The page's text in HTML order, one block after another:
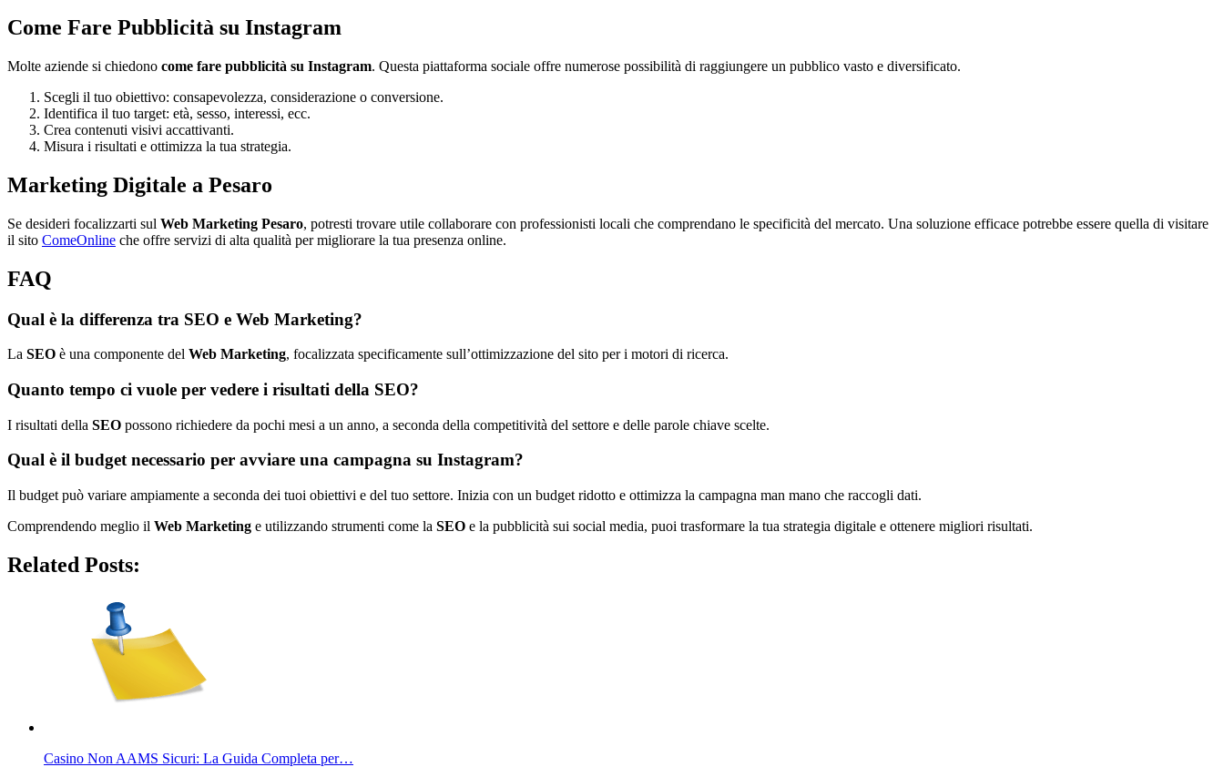
Come Fare Pubblicità su Instagram
Molte aziende si chiedono come fare pubblicità su Instagram. Questa piattaforma sociale offre numerose possibilità di raggiungere un pubblico vasto e diversificato.
Scegli il tuo obiettivo: consapevolezza, considerazione o conversione.
Identifica il tuo target: età, sesso, interessi, ecc.
Crea contenuti visivi accattivanti.
Misura i risultati e ottimizza la tua strategia.
Marketing Digitale a Pesaro
Se desideri focalizzarti sul Web Marketing Pesaro, potresti trovare utile collaborare con professionisti locali che comprendano le specificità del mercato. Una soluzione efficace potrebbe essere quella di visitare
il sito ComeOnline che offre servizi di alta qualità per migliorare la tua presenza online.
FAQ
Qual è la differenza tra SEO e Web Marketing?
La SEO è una componente del Web Marketing, focalizzata specificamente sull’ottimizzazione del sito per i motori di ricerca.
Quanto tempo ci vuole per vedere i risultati della SEO?
I risultati della SEO possono richiedere da pochi mesi a un anno, a seconda della competitività del settore e delle parole chiave scelte.
Qual è il budget necessario per avviare una campagna su Instagram?
Il budget può variare ampiamente a seconda dei tuoi obiettivi e del tuo settore. Inizia con un budget ridotto e ottimizza la campagna man mano che raccogli dati.
Comprendendo meglio il Web Marketing e utilizzando strumenti come la SEO e la pubblicità sui social media, puoi trasformare la tua strategia digitale e ottenere migliori risultati.
Related Posts:
Casino Non AAMS Sicuri: La Guida Completa per…